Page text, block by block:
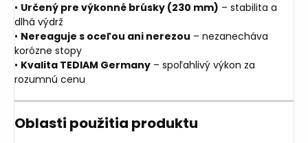
• Určený pre výkonné brúsky (230 mm) – stabilita a
dlhá výdrž
• Nereaguje s oceľou ani nerezou – nezanecháva
korózne stopy
• Kvalita TEDIAM Germany – spoľahlivý výkon za
rozumnú cenu
Oblasti použitia produktu